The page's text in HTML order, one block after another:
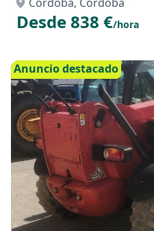
Desde 838 €/hora
Anuncio destacado